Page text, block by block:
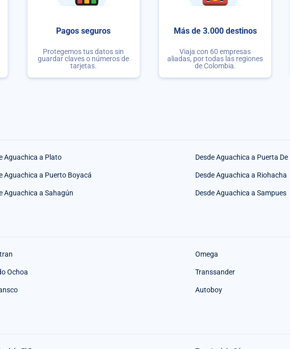
Pagos seguros
Protegemos tus datos sin
guardar claves o números de
tarjetas.
Más de 3.000 destinos
Viaja con 60 empresas
aliadas, por todas las regiones
de Colombia.
Aguachica a Plato Desde Aguachica a Puerta De
Aguachica a Puerto Boyacá Desde Aguachica a Riohacha
Aguachica a Sahagún Desde Aguachica a Sampues
Omega
Ochoa Transsander
Autoboy